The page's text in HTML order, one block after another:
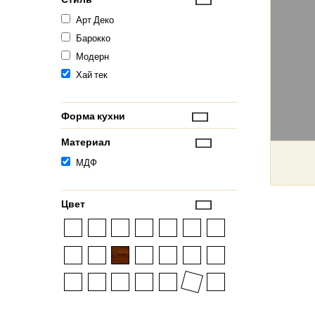
Арт Деко
Барокко
Модерн
Хай тек
Форма кухни
Материал
МДФ
Цвет